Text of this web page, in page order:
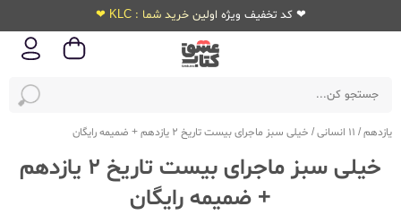
❤ کد تخفیف ویژه اولین خرید شما : KLC ❤
یازدهم/ 11 انسانی / خیلی سبز ماجرای بیست تاریخ 2 یازدهم + ضمیمه رایگان
خیلی سبز ماجرای بیست تاریخ 2 یازدهم
+ ضمیمه رایگان